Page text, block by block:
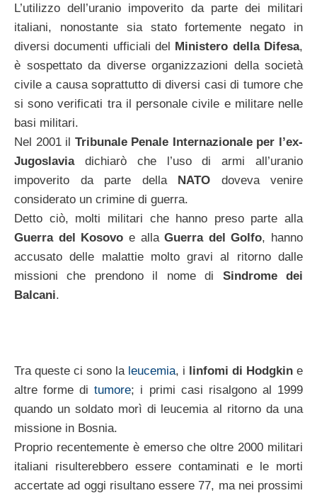
L’utilizzo dell’uranio impoverito da parte dei militari
italiani, nonostante sia stato fortemente negato in
diversi documenti ufficiali del
Ministero della Difesa,
è sospettato da diverse organizzazioni della società
civile a causa soprattutto di diversi casi di tumore che
si sono verificati tra il personale civile e militare nelle
basi militari.
Nel 2001 il Tribunale Penale Internazionale per l’ex-
Jugoslaviadichiarò che l’uso di armi all’uranio
impoverito da parte della
NATO doveva venire
considerato un crimine di guerra.
Detto ciò, molti militari che hanno preso parte alla
Guerra del Kosovo e allaGuerra del Golfo, hanno
accusato delle malattie molto gravi al ritorno dalle
missioni che prendono il nome di Sindrome dei
Balcani.
Tra queste ci sono la leucemia, i linfomi di Hodgkin e
altre forme ditumore; i primi casi risalgono al 1999
quando un soldato morì di leucemia al ritorno da una
missione in Bosnia.
Proprio recentemente è emerso che oltre 2000 militari
italiani risulterebbero essere contaminati e le morti
accertate ad oggi risultano essere 77, ma nei prossimi